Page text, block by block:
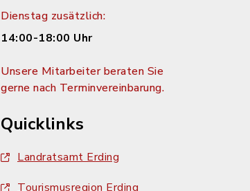
Dienstag zusätzlich:
14:00-18:00 Uhr
Unsere Mitarbeiter beraten Sie
gerne nach Terminvereinbarung.
Quicklinks
Landratsamt Erding
Tourismusregion Erding